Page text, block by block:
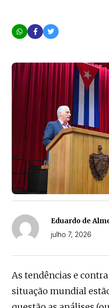
Eduardo de
julho 7, 2026
As tendências e
situação mundial